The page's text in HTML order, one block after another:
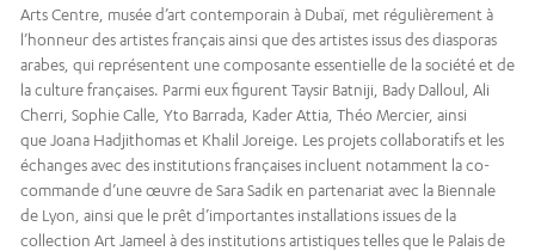
Arts Centre, musée d’art contemporain à Dubaï, met régulièrement à
l’honneur des artistes français ainsi que des artistes issus des diasporas
arabes, qui représentent une composante essentielle de la société et de
la culture françaises. Parmi eux figurent Taysir Batniji, Bady Dalloul, Ali
Cherri, Sophie Calle, Yto Barrada, Kader Attia, Théo Mercier, ainsi
que Joana Hadjithomas et Khalil Joreige. Les projets collaboratifs et les
échanges avec des institutions françaises incluent notamment la co-
commande d’une œuvre de Sara Sadik en partenariat avec la Biennale
de Lyon, ainsi que le prêt d’importantes installations issues de la
collection Art Jameel à des institutions artistiques telles que le Palais de